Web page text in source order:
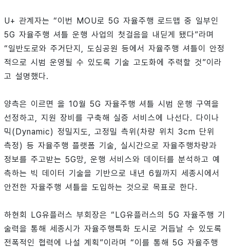
U+ 관계자는 “이번 MOU로 5G 자율주행 로드맵 중 일부인
5G 자율주행 셔틀 운행 사업의 첫걸음을 내딛게 됐다”라며
“일반도로와 주거단지, 도심공원 등에서 자율주행 셔틀이 안정
적으로 시범 운영될 수 있도록 기술 고도화에 주력할 것”이라
고 설명했다.
양측은 이르면 올 10월 5G 자율주행 셔틀 시범 운행 구역을
선정하고, 지원 장비를 구축해 실증 서비스에 나선다. 다이나
믹(Dynamic) 정밀지도, 고정밀 측위(차량 위치 3cm 단위
측정) 등 자율주행 플랫폼 기술, 실시간으로 자율주행차량과
정보를 주고받는 5G망, 운행 서비스와 데이터를 분석하고 예
측하는 빅 데이터 기술을 기반으로 내년 6월까지 세종시에서
안전한 자율주행 셔틀을 도입하는 것으로 목표로 한다.
하현회 LG유플러스 부회장은 “LG유플러스의 5G 자율주행 기
술력을 통해 세종시가 자율주행특화 도시로 거듭날 수 있도록
전폭적인 협력에 나설 계획”이라며 “이를 통해 5G 자율주행